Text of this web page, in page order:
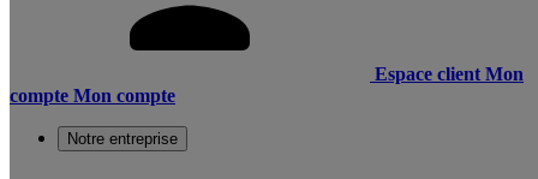
Espace client Mon
compte Mon compte
Notre entreprise